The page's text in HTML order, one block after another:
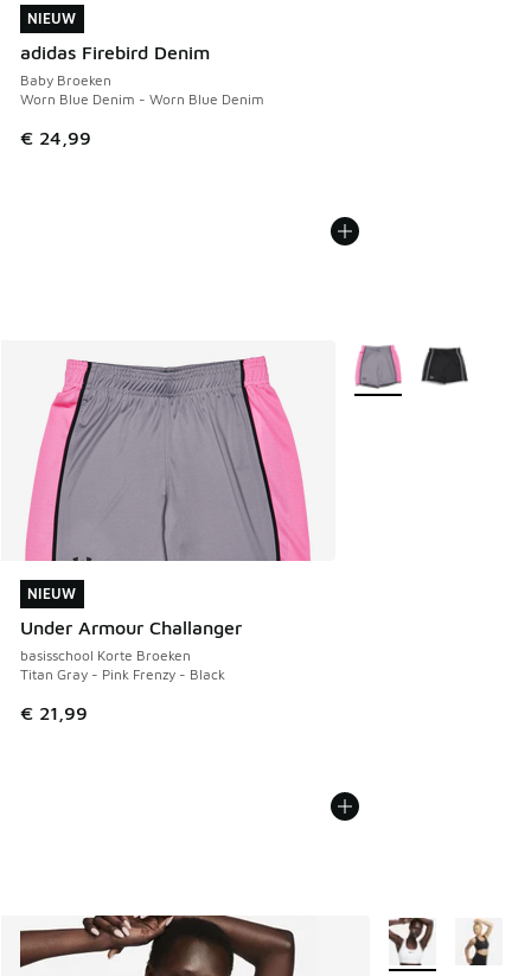
NIEUW
adidas Firebird Denim
Baby Broeken
Worn Blue Denim - Worn Blue Denim
€ 24,99
NIEUW
NIEUW
Under Armour Challanger
basisschool Korte Broeken
Titan Gray - Pink Frenzy - Black
€ 21,99
NIEUW
Meer kleuren
Meer kleuren